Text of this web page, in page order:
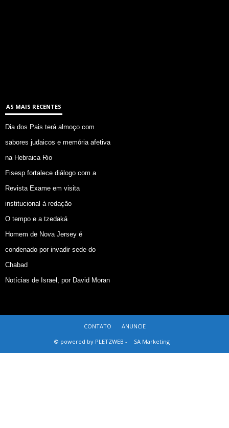
AS MAIS RECENTES
Dia dos Pais terá almoço com
sabores judaicos e memória afetiva
na Hebraica Rio
Fisesp fortalece diálogo com a
Revista Exame em visita
institucional à redação
O tempo e a tzedaká
Homem de Nova Jersey é
condenado por invadir sede do
Chabad
Notícias de Israel, por David Moran
CONTATO
ANUNCIE
© powered by PLETZWEB -
SA Marketing